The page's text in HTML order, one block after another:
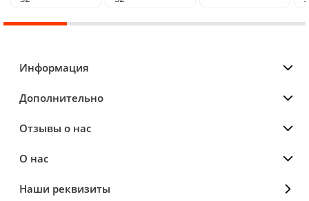
Информация
Дополнительно
Отзывы о нас
О нас
Наши реквизиты